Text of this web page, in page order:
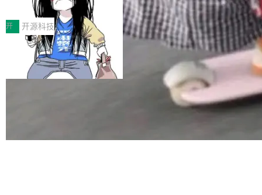
得住、用得稳、省得下、更安全！ 一、从现在开
始，Token使用一目...
q2Seq 和 DocAI 的共同发明人）以及 Oriol Vin
yals（Gemini 联合负责人，AlphaSta...
中文驱动的数字员工，自主理解需求、规划步
骤、编写代码。不挑模型、不挑平台，curl 一行
装完即用。 开源地址：Gitee · GitCode · GitHu
b 安装 支持 Java 8+（8~26）、macOS / Linu
x / Windows / Harmony PC。 # macOS / Linu
x / Harmony PC curl -fsSL https://solon.noea
价值潜能：华为云码道（CodeArts）
代码仓技术解析
一、代码仓深度理解技术的作用与价值 在软件工
程实践中，代码仓是企业核心知识资产的主要载
体。企业级代码仓库通常包含数十万乃至数百万
个文件，其规模远超单次模型调用可承载的上下
文窗口。随着项目规模的持续扩张与代码历史的
不断累积，代码仓中的模块关系、接口契约、业
务逻辑等关键信息往往分散于数十乃至数百个文
件之中，形成高度复杂的知识关联网络。传统的
开 开源科技